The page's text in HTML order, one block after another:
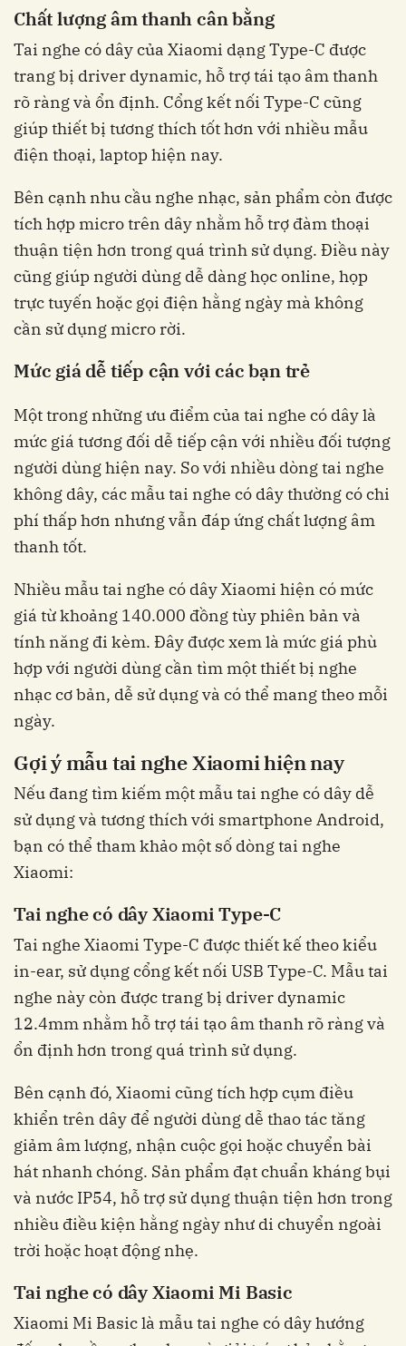
Chất lượng âm thanh cân bằng
Tai nghe có dây của Xiaomi dạng Type-C được
trang bị driver dynamic, hỗ trợ tái tạo âm thanh
rõ ràng và ổn định. Cổng kết nối Type-C cũng
giúp thiết bị tương thích tốt hơn với nhiều mẫu
điện thoại, laptop hiện nay.
Bên cạnh nhu cầu nghe nhạc, sản phẩm còn được
tích hợp micro trên dây nhằm hỗ trợ đàm thoại
thuận tiện hơn trong quá trình sử dụng. Điều này
cũng giúp người dùng dễ dàng học online, họp
trực tuyến hoặc gọi điện hằng ngày mà không
cần sử dụng micro rời.
Mức giá dễ tiếp cận với các bạn trẻ
Một trong những ưu điểm của tai nghe có dây là
mức giá tương đối dễ tiếp cận với nhiều đối tượng
người dùng hiện nay. So với nhiều dòng tai nghe
không dây, các mẫu tai nghe có dây thường có chi
phí thấp hơn nhưng vẫn đáp ứng chất lượng âm
thanh tốt.
Nhiều mẫu tai nghe có dây Xiaomi hiện có mức
giá từ khoảng 140.000 đồng tùy phiên bản và
tính năng đi kèm. Đây được xem là mức giá phù
hợp với người dùng cần tìm một thiết bị nghe
nhạc cơ bản, dễ sử dụng và có thể mang theo mỗi
ngày.
Gợi ý mẫu tai nghe Xiaomi hiện nay
Nếu đang tìm kiếm một mẫu tai nghe có dây dễ
sử dụng và tương thích với smartphone Android,
bạn có thể tham khảo một số dòng tai nghe
Xiaomi:
Tai nghe có dây Xiaomi Type-C
Tai nghe Xiaomi Type-C được thiết kế theo kiểu
in-ear, sử dụng cổng kết nối USB Type-C. Mẫu tai
nghe này còn được trang bị driver dynamic
12.4mm nhằm hỗ trợ tái tạo âm thanh rõ ràng và
ổn định hơn trong quá trình sử dụng.
Bên cạnh đó, Xiaomi cũng tích hợp cụm điều
khiển trên dây để người dùng dễ thao tác tăng
giảm âm lượng, nhận cuộc gọi hoặc chuyển bài
hát nhanh chóng. Sản phẩm đạt chuẩn kháng bụi
và nước IP54, hỗ trợ sử dụng thuận tiện hơn trong
nhiều điều kiện hằng ngày như di chuyển ngoài
trời hoặc hoạt động nhẹ.
Tai nghe có dây Xiaomi Mi Basic
Xiaomi Mi Basic là mẫu tai nghe có dây hướng